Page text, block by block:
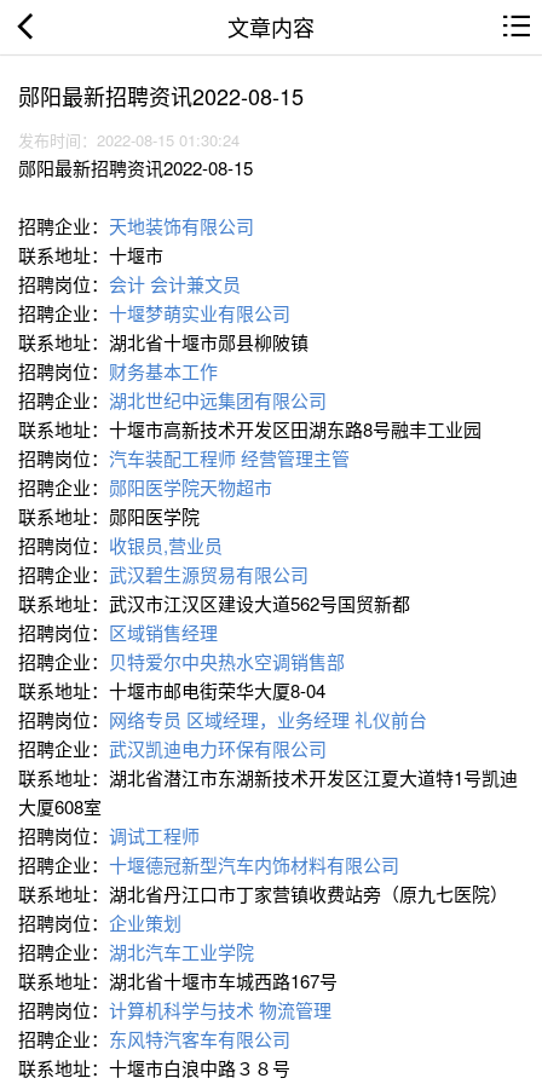
文章内容
郧阳最新招聘资讯2022-08-15
发布时间：2022-08-15 01:30:24
郧阳最新招聘资讯2022-08-15
招聘企业： 天地装饰有限公司
联系地址：十堰市
招聘岗位： 会计会计兼文员
招聘企业： 十堰梦萌实业有限公司
联系地址：湖北省十堰市郧县柳陂镇
招聘岗位： 财务基本工作
招聘企业： 湖北世纪中远集团有限公司
联系地址：十堰市高新技术开发区田湖东路8号融丰工业园
招聘岗位： 汽车装配工程师经营管理主管
招聘企业： 郧阳医学院天物超市
联系地址：郧阳医学院
招聘岗位： 收银员,营业员
招聘企业： 武汉碧生源贸易有限公司
联系地址：武汉市江汉区建设大道562号国贸新都
招聘岗位： 区域销售经理
招聘企业： 贝特爱尔中央热水空调销售部
联系地址：十堰市邮电街荣华大厦8-04
招聘岗位： 网络专员 区域经理，业务经理 礼仪前台
招聘企业： 武汉凯迪电力环保有限公司
联系地址：湖北省潜江市东湖新技术开发区江夏大道特1号凯迪
大厦608室
招聘岗位： 调试工程师
招聘企业： 十堰德冠新型汽车内饰材料有限公司
联系地址：湖北省丹江口市丁家营镇收费站旁（原九七医院）
招聘岗位： 企业策划
招聘企业： 湖北汽车工业学院
联系地址：湖北省十堰市车城西路167号
招聘岗位： 计算机科学与技术物流管理
招聘企业： 东风特汽客车有限公司
联系地址：十堰市白浪中路３８号